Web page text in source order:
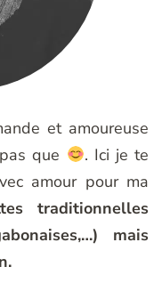
et amoureuse
que
. Ici je te
amour pour ma
traditionnelles
mais